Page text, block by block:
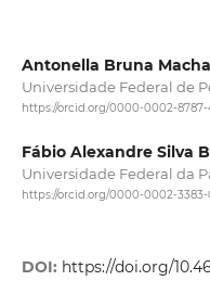
Antonella Bruna
Universidade Federal de
https://orcid.org/0000-0002-8787-
Fábio Alexandre Silva
Universidade Federal da
https://orcid.org/0000-0002-3383-
DOI: https://doi.org/